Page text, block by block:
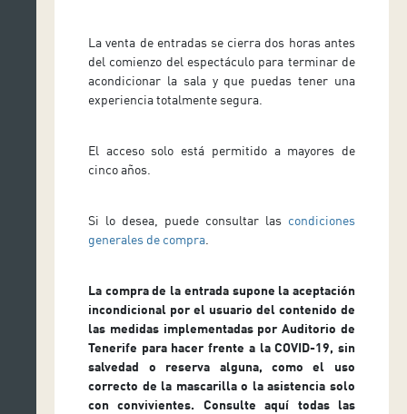
La venta de entradas se cierra dos horas antes
del comienzo del espectáculo para terminar de
acondicionar la sala y que puedas tener una
experiencia totalmente segura.
El acceso solo está permitido a mayores de
cinco años.
Si lo desea, puede consultar las condiciones
generales de compra
La compra de la entrada supone la aceptación
incondicional por el usuario del contenido de
las medidas implementadas por Auditorio de
Tenerife para hacer frente a la COVID-19, sin
salvedad o reserva alguna, como el uso
correcto de la mascarilla o la asistencia solo
con convivientes. Consulte aquí todas las